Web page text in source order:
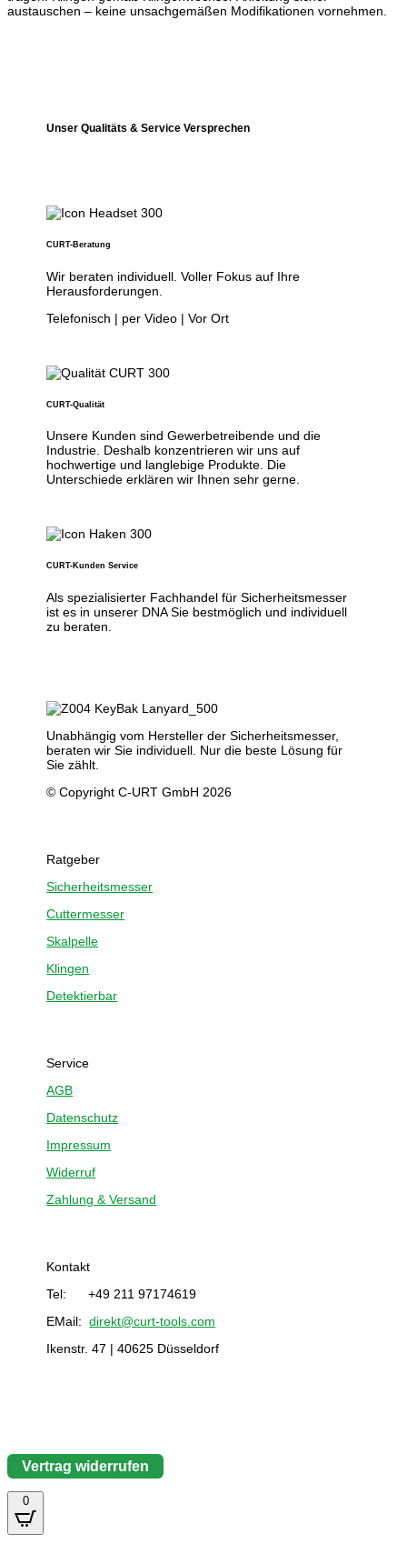
austauschen – keine unsachgemäßen Modifikationen vornehmen.
Unser Qualitäts & Service Versprechen
CURT-Beratung
Wir beraten individuell. Voller Fokus auf Ihre
Herausforderungen.
Telefonisch | per Video | Vor Ort
CURT-Qualität
Unsere Kunden sind Gewerbetreibende und die
Industrie. Deshalb konzentrieren wir uns auf
hochwertige und langlebige Produkte. Die
Unterschiede erklären wir Ihnen sehr gerne.
CURT-Kunden Service
Als spezialisierter Fachhandel für Sicherheitsmesser
ist es in unserer DNA Sie bestmöglich und individuell
zu beraten.
Unabhängig vom Hersteller der Sicherheitsmesser,
beraten wir Sie individuell. Nur die beste Lösung für
Sie zählt.
© Copyright C-URT GmbH 2026
Ratgeber
Sicherheitsmesser
Cuttermesser
Skalpelle
Klingen
Detektierbar
Service
AGB
Datenschutz
Impressum
Widerruf
Zahlung & Versand
Kontakt
Tel: +49 211 97174619
EMail:direkt@curt-tools.com
Ikenstr. 47 | 40625 Düsseldorf
Vertrag widerrufen
0